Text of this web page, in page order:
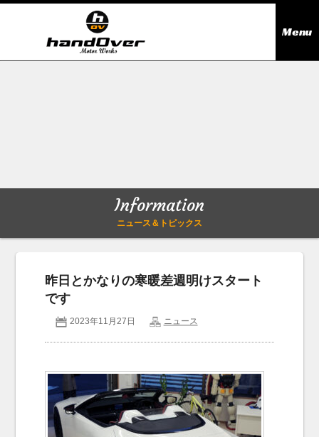
Menu
Company outline
会社概要
アクセス
お問い合わせ
Information
ニュース＆トピックス
昨日とかなりの寒暖差週明けスタート
です
2023年11月27日 ニュース